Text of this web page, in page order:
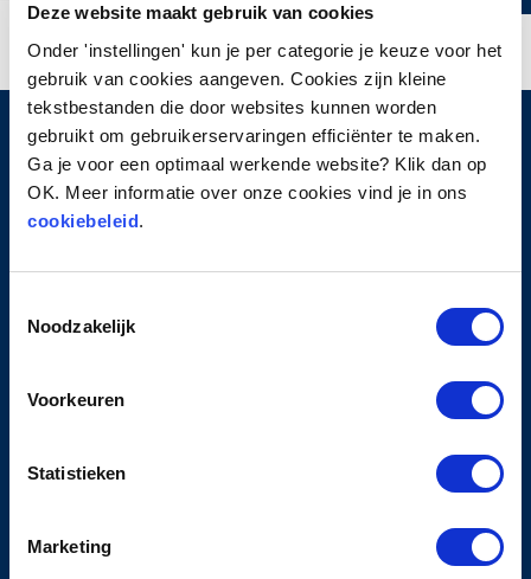
Deze website maakt gebruik van cookies
Onder 'instellingen' kun je per categorie je keuze voor het
gebruik van cookies aangeven. Cookies zijn kleine
tekstbestanden die door websites kunnen worden
gebruikt om gebruikerservaringen efficiënter te maken.
Ga je voor een optimaal werkende website? Klik dan op
OK. Meer informatie over onze cookies vind je in ons
cookiebeleid.
Noodzakelijk
Voorkeuren
Statistieken
Marketing
HOOFDMENU
Over ProTurn
Werkwijze
Contact
PRIVACY
Privacyverklaring
Klachten- en geschillenreglement